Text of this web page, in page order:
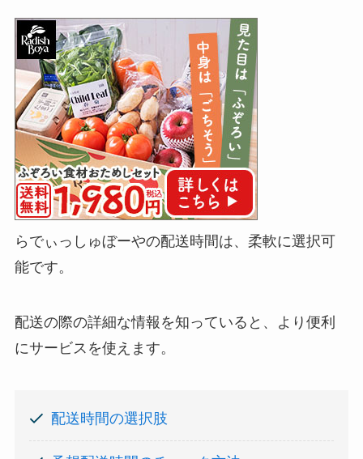
らでぃっしゅぼーやの配送時間は、柔軟に選択可
能です。
配送の際の詳細な情報を知っていると、より便利
にサービスを使えます。
配送時間の選択肢